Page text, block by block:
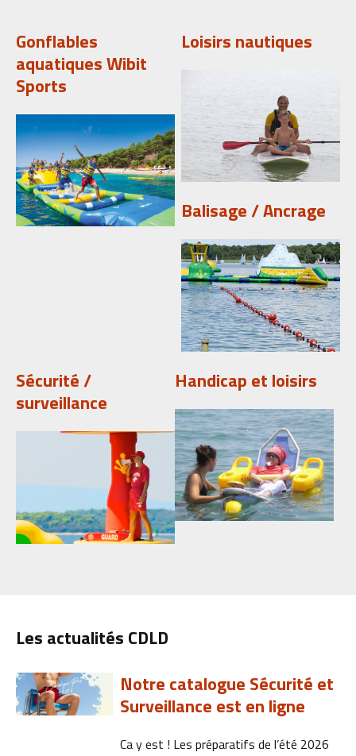
Gonflables
aquatiques Wibit
Sports
Loisirs nautiques
Balisage / Ancrage
Sécurité /
surveillance
Handicap et loisirs
Les actualités CDLD
Notre catalogue Sécurité et
Surveillance est en ligne
Ca y est ! Les préparatifs de l’été 2026